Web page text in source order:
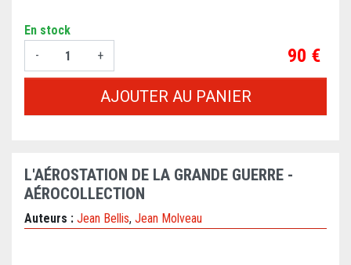
En stock
-
+ Prix
90 €
AJOUTER AU PANIER
L'AÉROSTATION DE LA GRANDE GUERRE -
AÉROCOLLECTION
Auteurs : Jean Bellis, Jean Molveau